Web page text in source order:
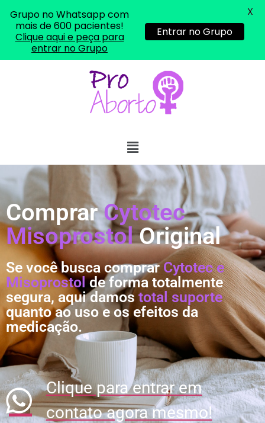
ComprarCytotec
MisoprostolOriginal
Se você busca comprarCytotec e
Misoprostolde forma totalmente
segura, aqui damostotal suporte
quanto ao uso e os efeitos da
medicação.
Clique para entrar em
contato agora mesmo!
Grupo no Whatsapp com
mais de 600 pacientes!
Clique aqui e peça para
entrar no Grupo
Entrar no Grupo
X